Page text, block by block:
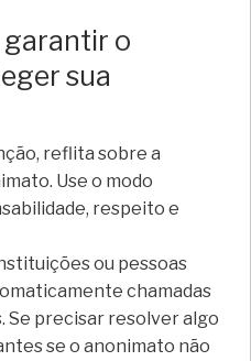
garantir o
sua
reflita sobre a
Use o modo
respeito e
ou pessoas
chamadas
Se precisar resolver algo
se o anonimato não